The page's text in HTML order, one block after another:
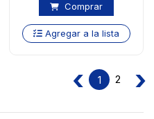
Comprar
Agregar a la lista
‹ 1 2 ›